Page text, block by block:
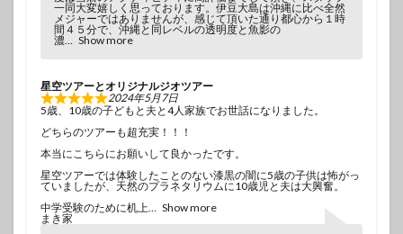
一同大変嬉しく思っております。伊豆大島は沖縄に比べ全然
メジャーではありませんが、感じて頂いた通り都心から１時
間４５分で、沖縄と同レベルの透明度と魚影の
濃
Show more
星空ツアーとオリジナルジオツアー
2024年5月7日
5歳、10歳の子どもと夫と4人家族でお世話になりました。
どちらのツアーも超充実！！！
本当にこちらにお願いして良かったです。
星空ツアーでは体験したことのない漆黒の闇に5歳の子供は怖がっ
ていましたが、天然のプラネタリウムに10歳児と夫は大興奮。
中学受験のために机上
Show more
まき家